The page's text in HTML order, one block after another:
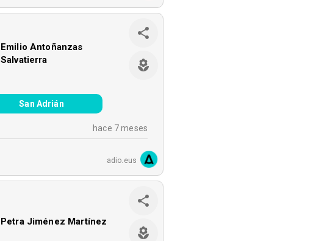
Emilio Antoñanzas
Salvatierra
San Adrián
hace 7 meses
adio.eus
Petra Jiménez Martínez